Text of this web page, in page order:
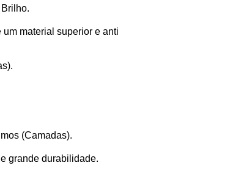
material superior e anti
(Camadas).
grande durabilidade.